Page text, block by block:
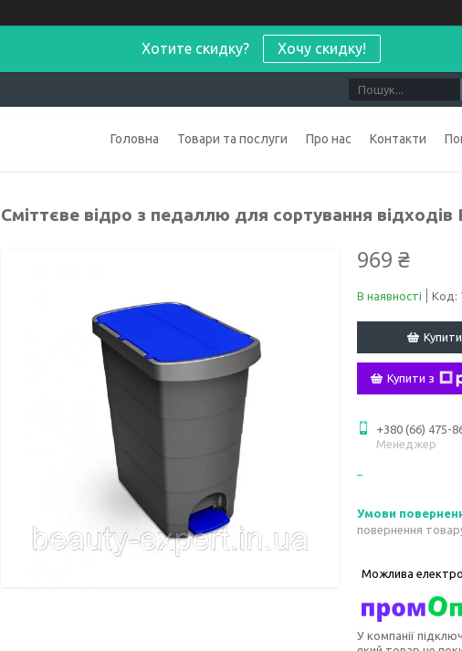
Хотите скидку? Хочу скидку!
Головна Товари та послуги Про нас Контакти
Сміттєве відро з педаллю для сортування
969 ₴
В наявності Код:
Купити
Купити з
+380 (66) 475-
Менеджер
повернення
У компанії